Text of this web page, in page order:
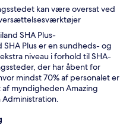
kan være oversat ved
SHA Plus-
Plus er en sundheds- og
niveau i forhold til SHA-
der har åbent for
mindst 70% af personalet er
myndigheden Amazing
Administration.